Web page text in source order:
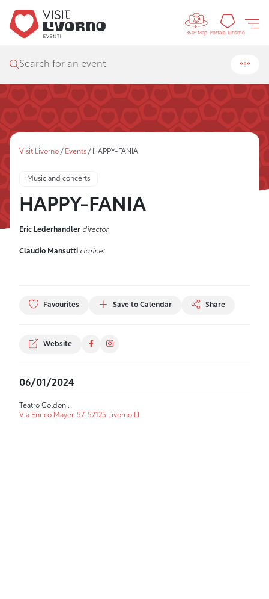
Controls
360° Map Portale Turismo
Search for an event
Visit Livorno / Events / HAPPY-FANIA
Music and concerts
HAPPY-FANIA
Eric Lederhandler director
Claudio Mansutti clarinet
Favourites Save to Calendar Share
Website
06/01/2024
Teatro Goldoni,
Via Enrico Mayer, 57, 57125 Livorno LI